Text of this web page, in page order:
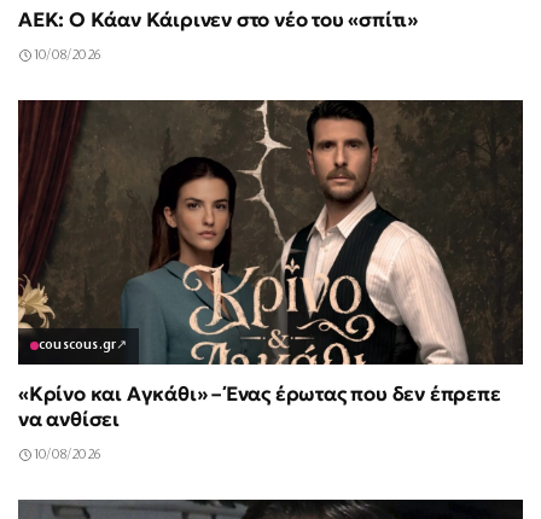
ΑΕΚ: Ο Κάαν Κάιρινεν στο νέο του «σπίτι»
10/08/2026
couscous.gr↗
«Κρίνο και Αγκάθι» – Ένας έρωτας που δεν έπρεπε
να ανθίσει
10/08/2026